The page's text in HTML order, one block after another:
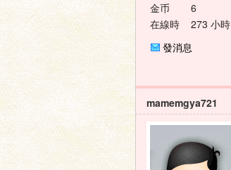
金币
6
在線時
273 小時
發消息
mamemgya721